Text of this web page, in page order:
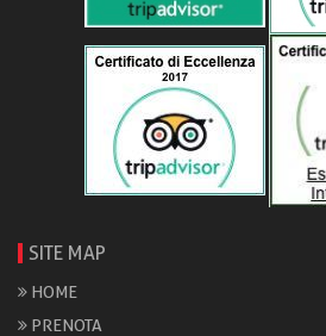
SITE MAP
HOME
PRENOTA